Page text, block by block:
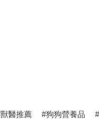
獸醫推薦 狗狗營養品